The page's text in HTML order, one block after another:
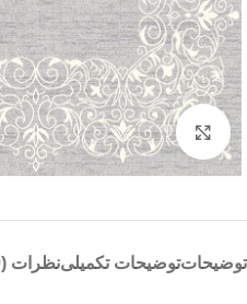
بزرگنمایی تصویر
توضیحاتتوضیحات تکمیلینظرات (0)